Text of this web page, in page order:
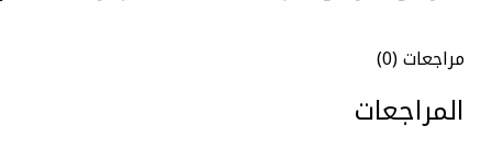
مراجعات (0)
المراجعات